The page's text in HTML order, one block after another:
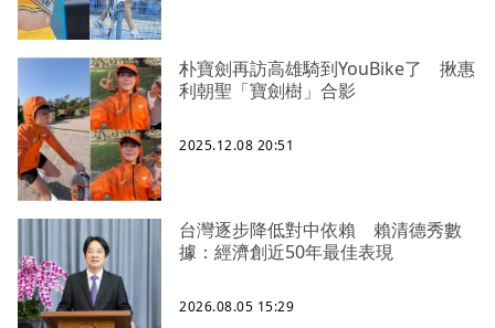
朴寶劍再訪高雄騎到YouBike了 揪惠
利朝聖「寶劍樹」合影
2025.12.08 20:51
台灣逐步降低對中依賴 賴清德秀數
據：經濟創近50年最佳表現
2026.08.05 15:29